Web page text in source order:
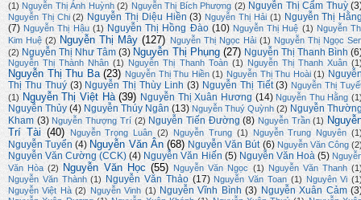
(1) Nguyễn Thị Ánh Huỳnh (2) Nguyễn Thị Bích Phượng (2) Nguyễn Thị Cẩm Thuỳ
Nguyễn Thị Chi (2) Nguyễn Thị Diệu Hiền (3) Nguyễn Thị Hải (1) Nguyễn Thị
(7) Nguyễn Thị Hậu (1) Nguyễn Thị Hồng Đào (10) Nguyễn Thị Huệ (1) Nguyễn
Kim Huệ (2) Nguyễn Thị Mây (127) Nguyễn Thị Ngọc Hải (1) Nguyễn Thị Ngọc
(2) Nguyễn Thị Như Tâm (3) Nguyễn Thị Phụng (27) Nguyễn Thị Thanh Bình
Nguyễn Thị Thành Nhân (1) Nguyễn Thị Thanh Toàn (1) Nguyễn Thị Thanh Xuân
Nguyễn Thị Thu Ba (23) Nguyễn Thị Thu Hiền (1) Nguyễn Thị Thu Hoài (1)
Thị Thu Thuý (3) Nguyễn Thị Thùy Linh (3) Nguyễn Thị Tiết (3) Nguyễn Thị
(1) Nguyễn Thị Việt Hà (39) Nguyễn Thị Xuân Hương (14) Nguyễn Thu Hằng
Nguyễn Thủy (4) Nguyễn Thúy Ngân (13) Nguyễn Thuý Quỳnh (2) Nguyễn
Kham (3) Nguyễn Thượng Trí (2) Nguyễn Tiến Đường (8) Nguyễn Trần (1)
Trí Tài (40) Nguyễn Trọng Luân (2) Nguyễn Trung (1) Nguyễn Trung Nguyên
Nguyễn Tuyển (4) Nguyễn Văn Ân (68) Nguyễn Văn Bút (6) Nguyễn Văn Công
Nguyễn Văn Cường (CCK) (4) Nguyễn Văn Hiến (5) Nguyễn Văn Hoà (5)
Văn Hòa (2) Nguyễn Văn Học (55) Nguyễn Văn Ngọc (1) Nguyễn Văn Thanh
Nguyễn Văn Thành (1) Nguyễn Văn Thảo (17) Nguyễn Văn Toan (1) Nguyên Vi
Nguyễn Việt Hà (2) Nguyễn Vinh (1) Nguyễn Vĩnh Bình (3) Nguyễn Xuân Cảm